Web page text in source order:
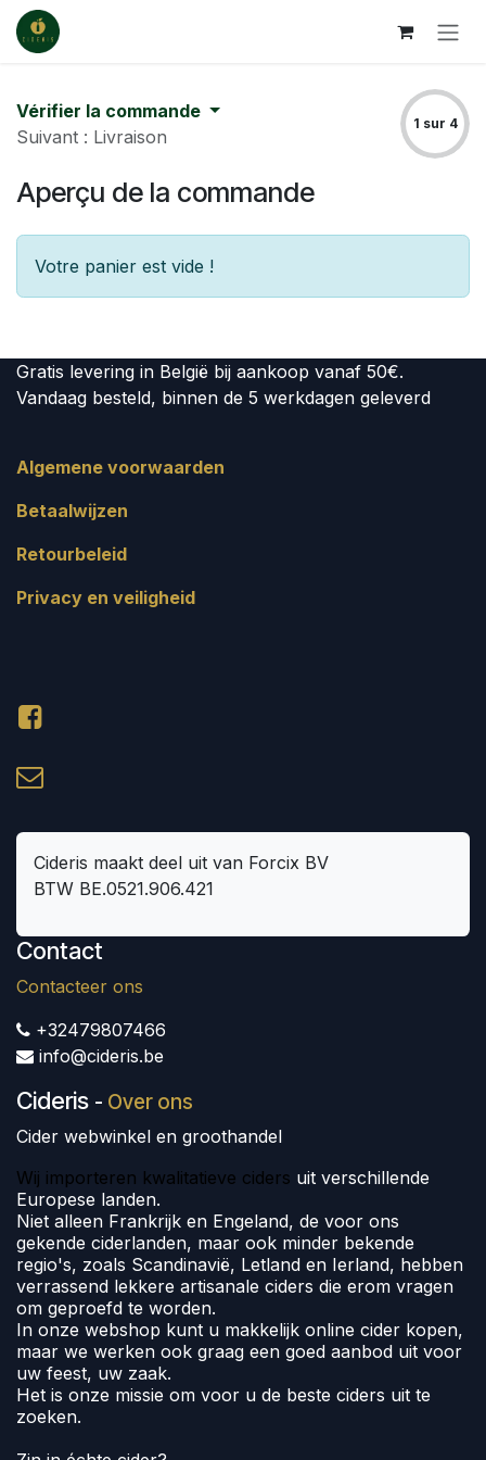
Se rendre au contenu
Vérifier la commande
Suivant : Livraison
1 sur 4
Aperçu de la commande
Votre panier est vide !
Gratis levering in België bij aankoop vanaf 50€.
Vandaag besteld, binnen de 5 werkdagen geleverd
Algemene voorwaarden
Betaalwijzen
Retourbeleid
Privacy en veiligheid
Cideris maakt deel uit van Forcix BV
BTW BE.0521.906.421
Contact
Contacteer ons
+32479807466
info@cideris.be
Cideris - Over ons
Cider webwinkel en groothandel
Wij importeren kwalitatieve ciders uit verschillende
Europese landen.
Niet alleen Frankrijk en Engeland, de voor ons
gekende ciderlanden, maar ook minder bekende
regio's, zoals Scandinavië, Letland en Ierland, hebben
verrassend lekkere artisanale ciders die erom vragen
om geproefd te worden.
In onze webshop kunt u makkelijk online cider kopen,
maar we werken ook graag een goed aanbod uit voor
uw feest, uw zaak.
Het is onze missie om voor u de beste ciders uit te
zoeken.